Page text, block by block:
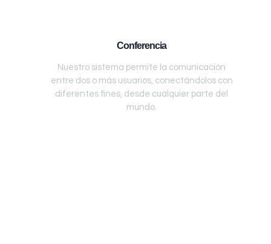
Conferencia
Nuestro sistema permite la comunicación
entre dos o más usuarios, conectándolos con
diferentes fines, desde cualquier parte del
mundo.